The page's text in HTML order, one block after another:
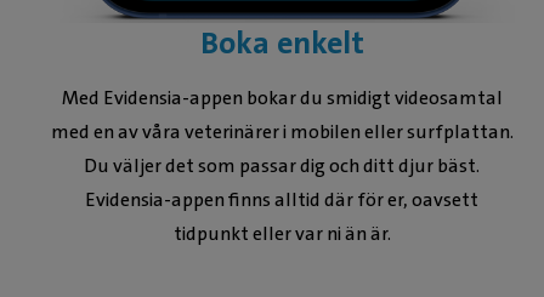
Boka enkelt
Med Evidensia-appen bokar du smidigt videosamtal
med en av våra veterinärer i mobilen eller surfplattan.
Du väljer det som passar dig och ditt djur bäst.
Evidensia-appen finns alltid där för er, oavsett
tidpunkt eller var ni än är.